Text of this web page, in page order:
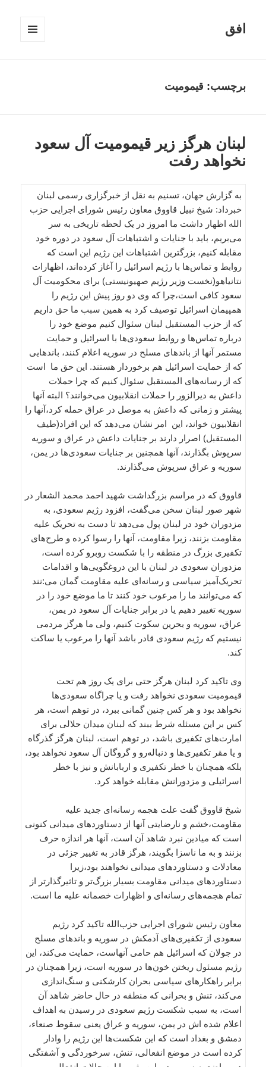
افق
برچسب: قیمومیت
لبنان هرگز زیر قیمومیت آل سعود
نخواهد رفت
به گزارش جهان، تسنیم به نقل از خبرگزاری رسمی لبنان
خبرداد: شیخ نبیل قاووق معاون رئیس شورای اجرایی حزب
الله اظهار داشت ما امروز در یک لحظه تاریخی به سر
می‌بریم، باید با جنایات و اشتباهات آل سعود در دوره خود
مقابله کنیم، بزرگترین اشتباهات این رژیم این است که
روابط و تماس‌ها با رژیم اسرائیل را آغاز کرده‌اند، اظهارات
نتانیاهو(نخست وزیر رژیم صهیونیستی) برای محکومیت آل
سعود کافی است،‌چرا که وی دو روز پیش این رژیم را
همپیمان اسرائیل توصیف کرد به همین سبب ما حق داریم
که از حزب المستقبل لبنان سئوال کنیم موضع خود را
درباره تماس‌ها و روابط سعودی‌ها با اسرائیل و حمایت
مستمر آنها از باندهای مسلح در سوریه اعلام کنند، باندهایی
که از حمایت اسرائیل هم برخوردار هستند. این حق ما است
که از رسانه‌های المستقبل سئوال کنیم که چرا حملات
داعش به دیرالزور را حملات انقلابیون می‌خوانند؟ البته آنها
پیشتر و زمانی که داعش به موصل در عراق حمله کرد،‌آنها را
انقلابیون خواند، این امر نشان می‌دهد که این افراد(طیف
المستقبل) اصرار دارند بر جنایات داعش در عراق و سوریه
سرپوش بگذارند، آنها همچنین بر جنایات سعودی‌ها در یمن،
سوریه و عراق سرپوش می‌گذارند.
قاووق که در مراسم بزرگداشت شهید احمد محمد الشعار در
شهر صور لبنان سخن می‌گفت، افزود رژیم سعودی، به
مزدوران خود در لبنان پول می‌دهد تا دست به تحریک علیه
مقاومت بزنند، زیرا مقاومت، آنها را رسوا کرده و طرح‌های
تکفیری بزرگ در منطقه را با شکست روبرو کرده است،
مزدوران سعودی‌ در لبنان با این دروغگویی‌ها و اقدامات
تحریک‌آمیز سیاسی و رسانه‌ای علیه مقاومت گمان می‌:نند
که می‌توانند ما را مرعوب خود کنند تا ما موضع خود را در
سوریه تغییر دهیم یا در برابر جنایات آل سعود در یمن،
عراق، سوریه و بحرین سکوت کنیم، ولی ما هرگز مردمی
نیستیم که رژیم سعودی قادر باشد آنها را مرعوب یا ساکت
کند.
وی تاکید کرد لبنان هرگز حتی برای یک روز هم تحت
قیمومیت سعودی نخواهد رفت و یا چراگاه سعودی‌ها
نخواهد بود و هر کس چنین گمانی ببرد، در توهم است، هر
کس بر این مسئله شرط ببند که لبنان میدان حلالی برای
امارت‌های تکفیری باشد، در توهم است، لبنان هرگز گذرگاه
و یا مقر تکفیری‌ها و دنباله‌رو و گروگان آل سعود نخواهد بود،
بلکه همچنان با خطر تکفیری و اربابانش و نیز با خطر
اسرائیلی و مزدورانش مقابله خواهد کرد.
شیخ قاووق گفت علت هجمه رسانه‌ای جدید علیه
مقاومت،‌خشم و نارضایتی آنها از دستاوردهای میدانی کنونی
است که میادین نبرد شاهد آن است، آنها هر اندازه حرف
بزنند و به ما ناسزا بگویند، هرگز قادر به تغییر جزئی در
معادلات و دستاوردهای میدانی نخواهند بود،‌زیرا
دستاوردهای میدانی مقاومت بسیار بزرگ‌تر و تاثیرگذارتر از
تمام هجمه‌های رسانه‌‌ای و اظهارات خصمانه علیه ما است.
معاون رئیس شورای اجرایی حزب‌الله تاکید کرد رژیم
سعودی از تکفیری‌های آدمکش در سوریه و باندهای مسلح
در جولان که اسرائیل هم حامی آنهاست، حمایت می‌کند، این
رژیم مسئول ریختن خون‌ها در سوریه است، زیرا همچنان در
برابر راهکارهای سیاسی بحران کارشکنی و سنگ‌اندازی
می‌کند، تنش و بحرانی که منطقه در حال حاضر شاهد آن
است، به سبب شکست رژیم سعودی در رسیدن به اهداف
اعلام شده‌ اش در یمن، سوریه و عراق یعنی سقوط صنعاء،
دمشق و بغداد است که این شکست‌ها این رژیم را وادار
کرده است در موضع انفعالی، تنش، سرخوردگی و آشفتگی